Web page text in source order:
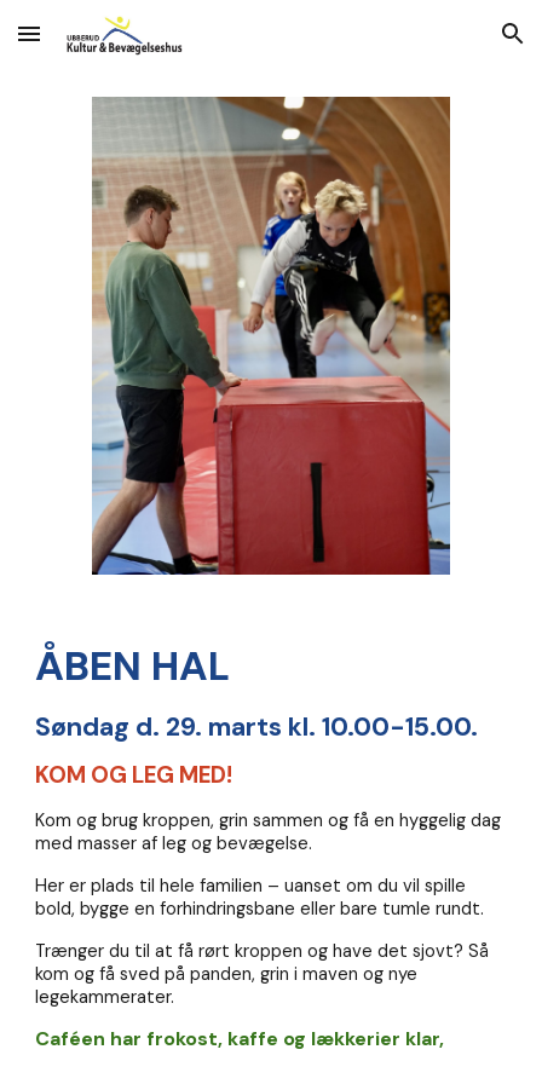
Skip to main content Skip to navigation
ÅBEN HAL
Søndag d. 29. marts kl. 10.00-15.00.
KOM OG LEG MED!
Kom og brug kroppen, grin sammen og få en hyggelig dag
med masser af leg og bevægelse.
Her er plads til hele familien – uanset om du vil spille
bold, bygge en forhindringsbane eller bare tumle rundt.
Trænger du til at få rørt kroppen og have det sjovt? Så
kom og få sved på panden, grin i maven og nye
legekammerater.
Caféen har frokost, kaffe og lækkerier klar,